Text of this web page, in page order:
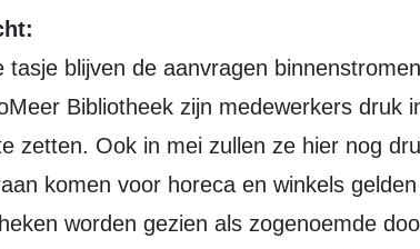
tasje blijven de aanvragen
Bibliotheek zijn medewerkers druk
zetten. Ook in mei zullen ze hier nog
komen voor horeca en winkels
worden gezien als zogenoemde